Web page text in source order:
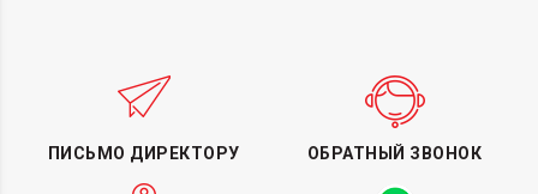
ПИСЬМО ДИРЕКТОРУ ОБРАТНЫЙ ЗВОНОК